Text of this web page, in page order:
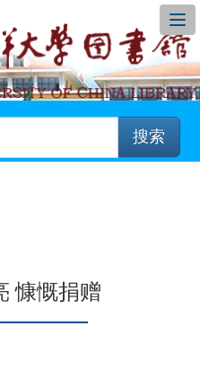
搜索
慷慨捐赠